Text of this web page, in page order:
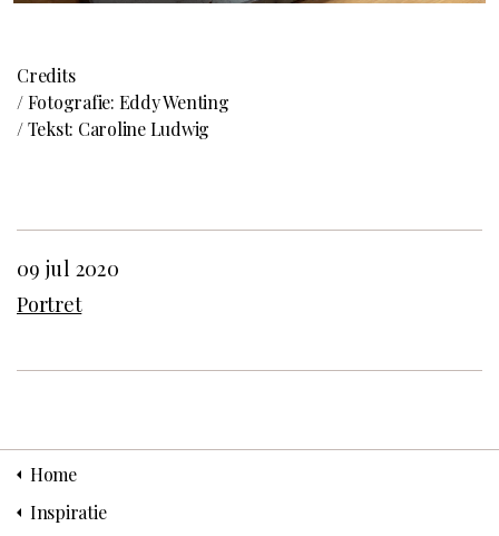
Credits
/ Fotografie: Eddy Wenting
/ Tekst: Caroline Ludwig
09 jul 2020
Portret
Home
Inspiratie